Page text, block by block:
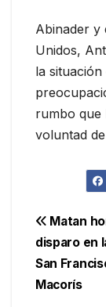
Abinader y
Unidos,
la
rumbo que
voluntad
de
Matan
disparo en
San
Macorís